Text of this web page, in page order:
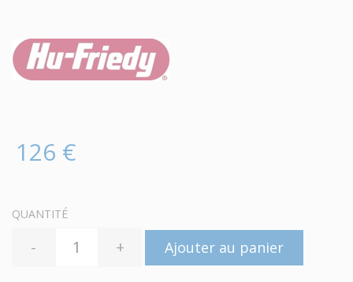
126 €
QUANTITÉ
- + Ajouter au panier